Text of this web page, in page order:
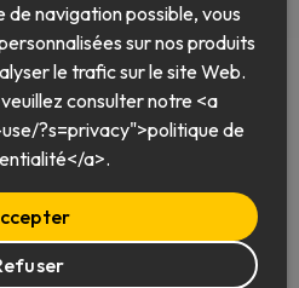
Français
Security, Inc.
de navigation possible, vous
sur nos produits
le trafic sur le site Web.
consulter notre <a
?s=privacy">politique de
a>.